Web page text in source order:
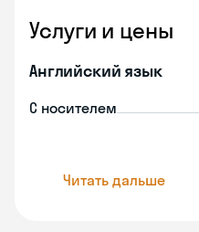
Услуги и цены
Английский язык
С носителем
Читать дальше